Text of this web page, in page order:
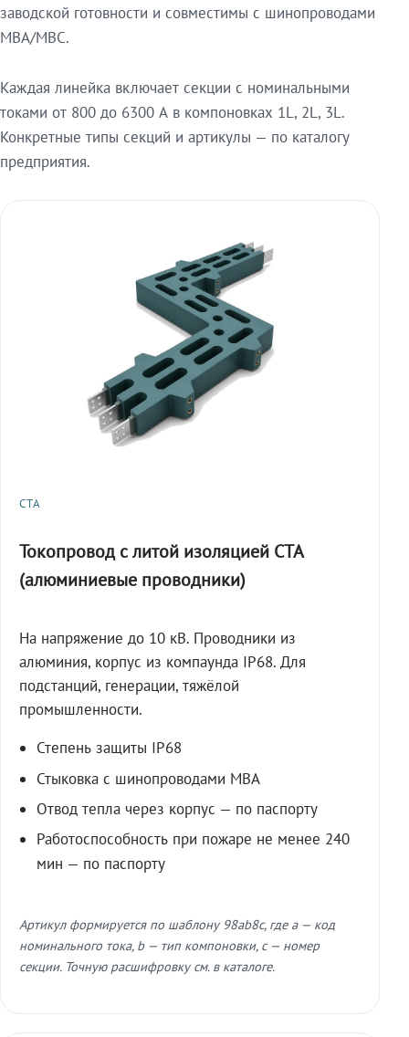
заводской готовности и совместимы с шинопроводами
МВА/МВС.
Каждая линейка включает секции с номинальными
токами от 800 до 6300 А в компоновках 1L, 2L, 3L.
Конкретные типы секций и артикулы — по каталогу
предприятия.
СТА
Токопровод с литой изоляцией СТА
(алюминиевые проводники)
На напряжение до 10 кВ. Проводники из
алюминия, корпус из компаунда IP68. Для
подстанций, генерации, тяжёлой
промышленности.
Степень защиты IP68
Стыковка с шинопроводами МВА
Отвод тепла через корпус — по паспорту
Работоспособность при пожаре не менее 240
мин — по паспорту
Артикул формируется по шаблону 98ab8c, где a — код
номинального тока, b — тип компоновки, c — номер
секции. Точную расшифровку см. в каталоге.